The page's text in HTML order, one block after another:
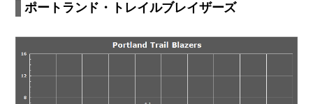
ポートランド・トレイルブレイザーズ